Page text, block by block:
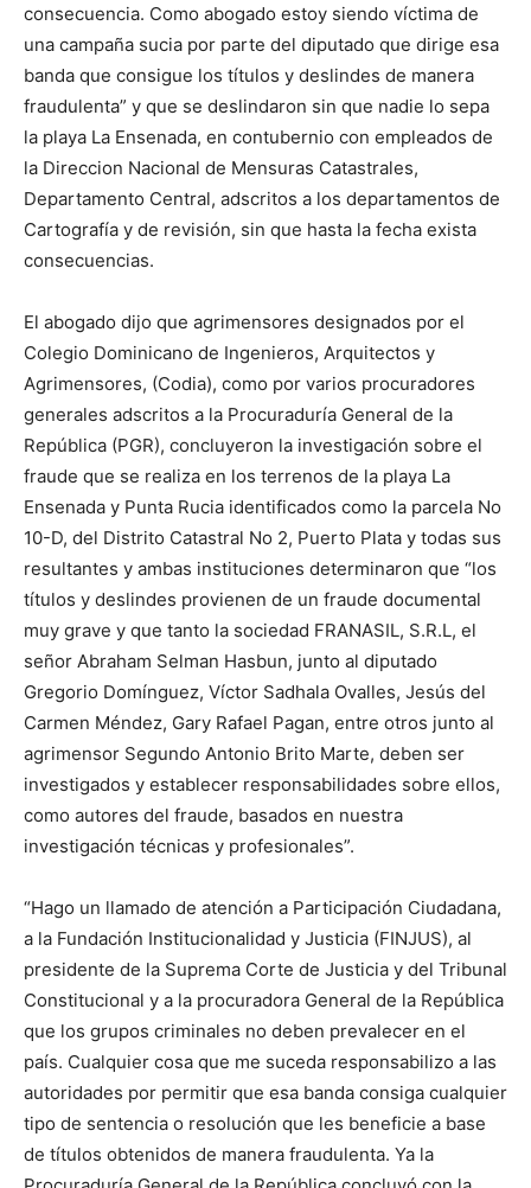
consecuencia. Como abogado estoy siendo víctima de
una campaña sucia por parte del diputado que dirige esa
banda que consigue los títulos y deslindes de manera
fraudulenta” y que se deslindaron sin que nadie lo sepa
la playa La Ensenada, en contubernio con empleados de
la Direccion Nacional de Mensuras Catastrales,
Departamento Central, adscritos a los departamentos de
Cartografía y de revisión, sin que hasta la fecha exista
consecuencias.
El abogado dijo que agrimensores designados por el
Colegio Dominicano de Ingenieros, Arquitectos y
Agrimensores, (Codia), como por varios procuradores
generales adscritos a la Procuraduría General de la
República (PGR), concluyeron la investigación sobre el
fraude que se realiza en los terrenos de la playa La
Ensenada y Punta Rucia identificados como la parcela No
10-D, del Distrito Catastral No 2, Puerto Plata y todas sus
resultantes y ambas instituciones determinaron que “los
títulos y deslindes provienen de un fraude documental
muy grave y que tanto la sociedad FRANASIL, S.R.L, el
señor Abraham Selman Hasbun, junto al diputado
Gregorio Domínguez, Víctor Sadhala Ovalles, Jesús del
Carmen Méndez, Gary Rafael Pagan, entre otros junto al
agrimensor Segundo Antonio Brito Marte, deben ser
investigados y establecer responsabilidades sobre ellos,
como autores del fraude, basados en nuestra
investigación técnicas y profesionales”.
“Hago un llamado de atención a Participación Ciudadana,
a la Fundación Institucionalidad y Justicia (FINJUS), al
presidente de la Suprema Corte de Justicia y del Tribunal
Constitucional y a la procuradora General de la República
que los grupos criminales no deben prevalecer en el
país. Cualquier cosa que me suceda responsabilizo a las
autoridades por permitir que esa banda consiga cualquier
tipo de sentencia o resolución que les beneficie a base
de títulos obtenidos de manera fraudulenta. Ya la